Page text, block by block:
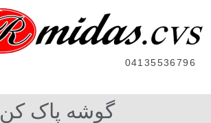
04135536796
گوشه پاک کن